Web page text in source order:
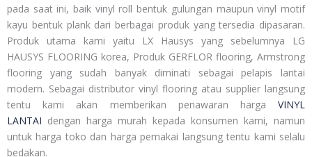
pada saat ini, baik vinyl roll bentuk gulungan maupun vinyl motif
kayu bentuk plank dari berbagai produk yang tersedia dipasaran.
Produk utama kami yaitu LX Hausys yang sebelumnya LG
HAUSYS FLOORING korea, Produk GERFLOR flooring, Armstrong
flooring yang sudah banyak diminati sebagai pelapis lantai
modern. Sebagai distributor vinyl flooring atau supplier langsung
tentu kami akan memberikan penawaran harga VINYL
LANTAI dengan harga murah kepada konsumen kami, namun
untuk harga toko dan harga pemakai langsung tentu kami selalu
bedakan.